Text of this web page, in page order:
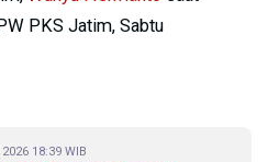
PKS Jatim, Sabtu
18:39 WIB